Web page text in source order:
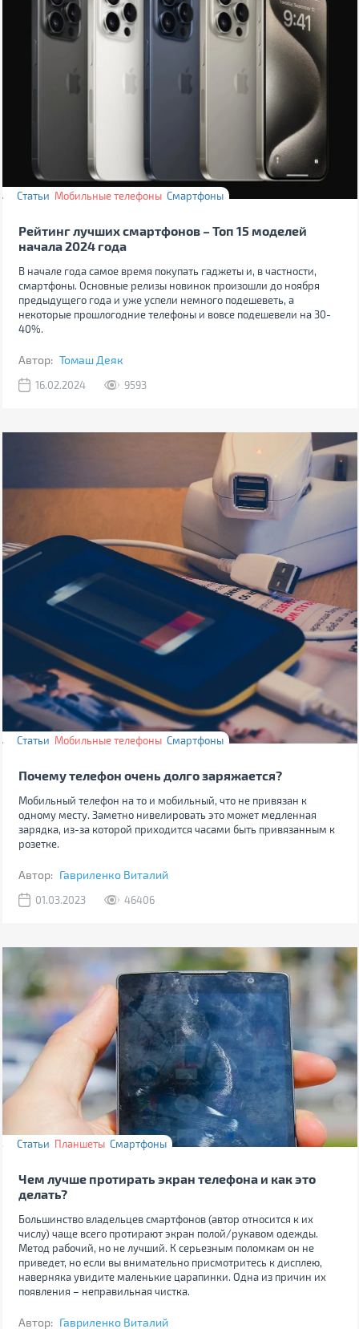
Статьи Мобильные телефоны Смартфоны
Рейтинг лучших смартфонов – Топ 15 моделей
начала 2024 года
В начале года самое время покупать гаджеты и, в частности,
смартфоны. Основные релизы новинок произошли до ноября
предыдущего года и уже успели немного подешеветь, а
некоторые прошлогодние телефоны и вовсе подешевели на 30-
40%.
Автор: Томаш Деяк
16.02.2024 9593
Статьи Мобильные телефоны Смартфоны
Почему телефон очень долго заряжается?
Мобильный телефон на то и мобильный, что не привязан к
одному месту. Заметно нивелировать это может медленная
зарядка, из-за которой приходится часами быть привязанным к
розетке.
Автор: Гавриленко Виталий
01.03.2023 46406
Статьи Планшеты Смартфоны
Чем лучше протирать экран телефона и как это
делать?
Большинство владельцев смартфонов (автор относится к их
числу) чаще всего протирают экран полой/рукавом одежды.
Метод рабочий, но не лучший. К серьезным поломкам он не
приведет, но если вы внимательно присмотритесь к дисплею,
наверняка увидите маленькие царапинки. Одна из причин их
появления – неправильная чистка.
Автор: Гавриленко Виталий